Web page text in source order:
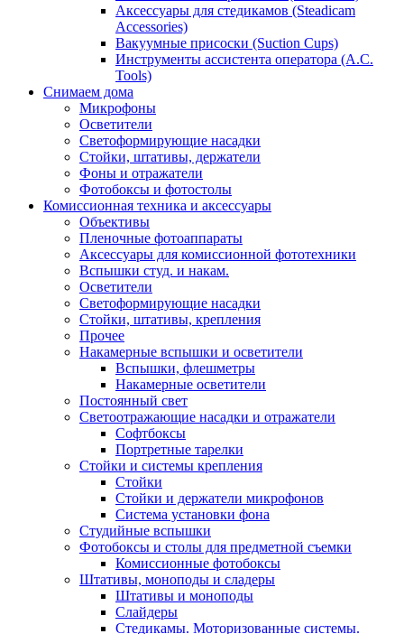
Аксессуары для стедикамов (Steadicam
Accessories)
Вакуумные присоски (Suction Cups)
Инструменты ассистента оператора (A.C.
Tools)
Снимаем дома
Микрофоны
Осветители
Светоформирующие насадки
Стойки, штативы, держатели
Фоны и отражатели
Фотобоксы и фотостолы
Комиссионная техника и аксессуары
Объективы
Пленочные фотоаппараты
Аксессуары для комиссионной фототехники
Вспышки студ. и накам.
Осветители
Светоформирующие насадки
Стойки, штативы, крепления
Прочее
Накамерные вспышки и осветители
Вспышки, флешметры
Накамерные осветители
Постоянный свет
Светоотражающие насадки и отражатели
Софтбоксы
Портретные тарелки
Стойки и системы крепления
Стойки
Стойки и держатели микрофонов
Система установки фона
Студийные вспышки
Фотобоксы и столы для предметной съемки
Комиссионные фотобоксы
Штативы, моноподы и сладеры
Штативы и моноподы
Слайдеры
Стедикамы. Моторизованные системы.